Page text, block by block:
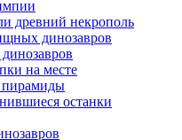
древний некрополь
динозавров
на месте
пирамиды
останки